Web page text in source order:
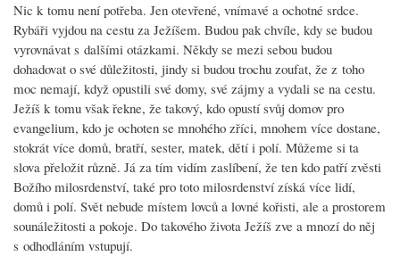
Nic k tomu není potřeba. Jen otevřené, vnímavé a ochotné srdce.
Rybáři vyjdou na cestu za Ježíšem. Budou pak chvíle, kdy se budou
vyrovnávat s dalšími otázkami. Někdy se mezi sebou budou
dohadovat o své důležitosti, jindy si budou trochu zoufat, že z toho
moc nemají, když opustili své domy, své zájmy a vydali se na cestu.
Ježíš k tomu však řekne, že takový, kdo opustí svůj domov pro
evangelium, kdo je ochoten se mnohého zříci, mnohem více dostane,
stokrát více domů, bratří, sester, matek, dětí i polí. Můžeme si ta
slova přeložit různě. Já za tím vidím zaslíbení, že ten kdo patří zvěsti
Božího milosrdenství, také pro toto milosrdenství získá více lidí,
domů i polí. Svět nebude místem lovců a lovné kořisti, ale a prostorem
sounáležitosti a pokoje. Do takového života Ježíš zve a mnozí do něj
s odhodláním vstupují.